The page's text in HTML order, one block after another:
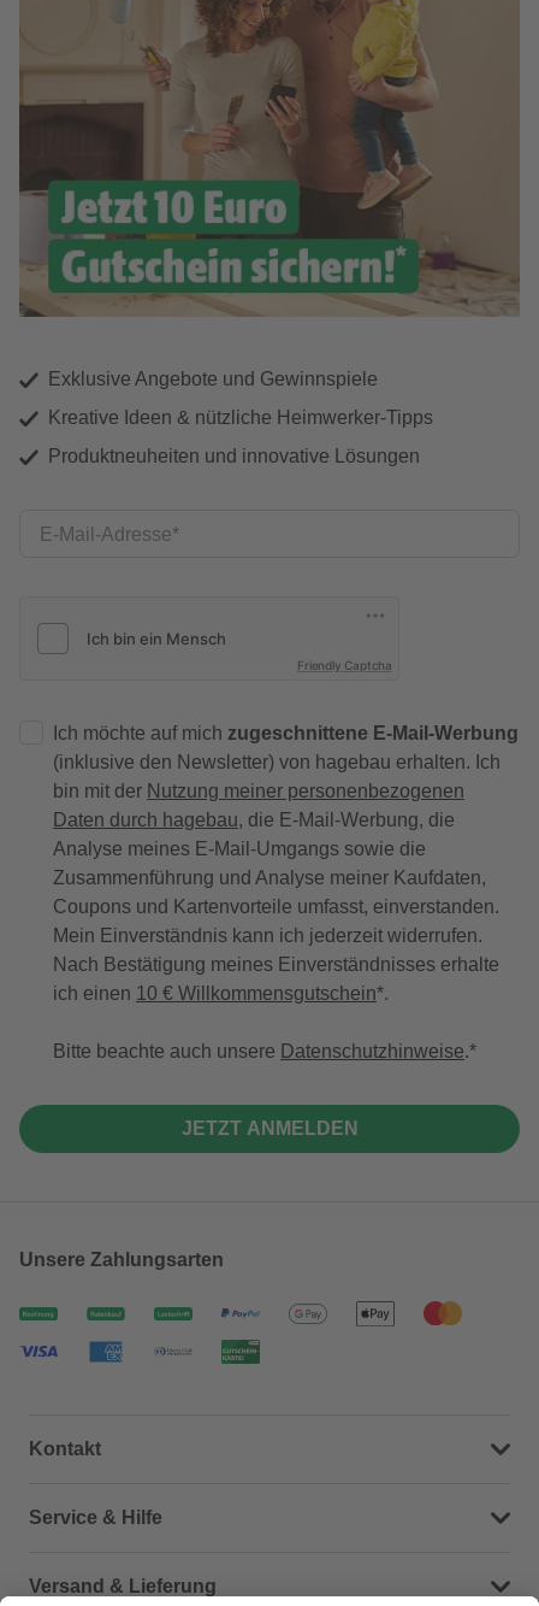
Exklusive Angebote und Gewinnspiele
Kreative Ideen & nützliche Heimwerker-Tipps
Produktneuheiten und innovative Lösungen
E-Mail-Adresse
Friendly Captcha
Ich möchte auf mich zugeschnittene E-Mail-Werbung
(inklusive den Newsletter) von hagebau erhalten. Ich
bin mit der Nutzung meiner personenbezogenen
Daten durch hagebau, die E-Mail-Werbung, die
Analyse meines E-Mail-Umgangs sowie die
Zusammenführung und Analyse meiner Kaufdaten,
Coupons und Kartenvorteile umfasst, einverstanden.
Mein Einverständnis kann ich jederzeit widerrufen.
Nach Bestätigung meines Einverständnisses erhalte
ich einen 10 € Willkommensgutschein*.
Bitte beachte auch unsere Datenschutzhinweise.
JETZT ANMELDEN
Unsere Zahlungsarten
Kontakt
Dein Kontakt zu uns
Service & Hilfe
Häufige Fragen (FAQ)
Versand & Lieferung